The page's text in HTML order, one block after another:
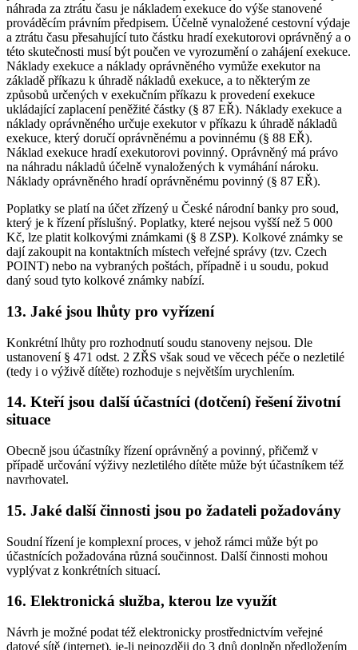
náhrada za ztrátu času je nákladem exekuce do výše stanovené
prováděcím právním předpisem. Účelně vynaložené cestovní výdaje
a ztrátu času přesahující tuto částku hradí exekutorovi oprávněný a o
této skutečnosti musí být poučen ve vyrozumění o zahájení exekuce.
Náklady exekuce a náklady oprávněného vymůže exekutor na
základě příkazu k úhradě nákladů exekuce, a to některým ze
způsobů určených v exekučním příkazu k provedení exekuce
ukládající zaplacení peněžité částky (§ 87 EŘ). Náklady exekuce a
náklady oprávněného určuje exekutor v příkazu k úhradě nákladů
exekuce, který doručí oprávněnému a povinnému (§ 88 EŘ).
Náklad exekuce hradí exekutorovi povinný. Oprávněný má právo
na náhradu nákladů účelně vynaložených k vymáhání nároku.
Náklady oprávněného hradí oprávněnému povinný (§ 87 EŘ).
Poplatky se platí na účet zřízený u České národní banky pro soud,
který je k řízení příslušný. Poplatky, které nejsou vyšší než 5 000
Kč, lze platit kolkovými známkami (§ 8 ZSP). Kolkové známky se
dají zakoupit na kontaktních místech veřejné správy (tzv. Czech
POINT) nebo na vybraných poštách, případně i u soudu, pokud
daný soud tyto kolkové známky nabízí.
13. Jaké jsou lhůty pro vyřízení
Konkrétní lhůty pro rozhodnutí soudu stanoveny nejsou. Dle
ustanovení § 471 odst. 2 ZŘS však soud ve věcech péče o nezletilé
(tedy i o výživě dítěte) rozhoduje s největším urychlením.
14. Kteří jsou další účastníci (dotčení) řešení životní
situace
Obecně jsou účastníky řízení oprávněný a povinný, přičemž v
případě určování výživy nezletilého dítěte může být účastníkem též
navrhovatel.
15. Jaké další činnosti jsou po žadateli požadovány
Soudní řízení je komplexní proces, v jehož rámci může být po
účastnících požadována různá součinnost. Další činnosti mohou
vyplývat z konkrétních situací.
16. Elektronická služba, kterou lze využít
Návrh je možné podat též elektronicky prostřednictvím veřejné
datové sítě (internet), je-li nejpozději do 3 dnů doplněn předložením